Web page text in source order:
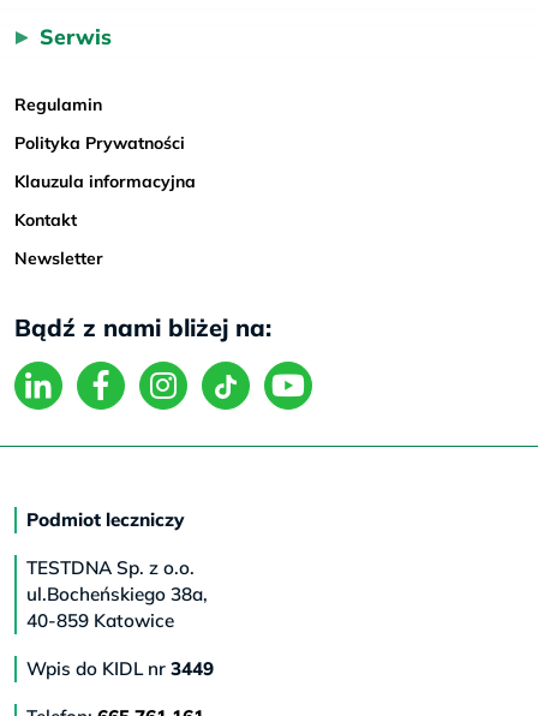
Serwis
Regulamin
Polityka Prywatności
Klauzula informacyjna
Kontakt
Newsletter
Bądź z nami bliżej na:
Podmiot leczniczy
TESTDNA Sp. z o.o.
ul.Bocheńskiego 38a,
40-859 Katowice
Wpis do KIDL nr 3449